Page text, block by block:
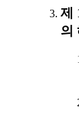
제
의